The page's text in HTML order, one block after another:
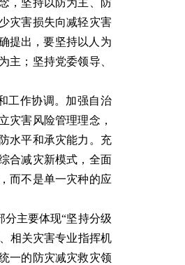
，坚持以防为主、防
灾害损失向减轻灾害
提出，要坚持以人为
主；坚持党委领导、
工作协调。加强自治
灾害风险管理理念，
水平和承灾能力。充
合减灾新模式，全面
而不是单一灾种的应
主要体现“坚持分级
相关灾害专业指挥机
一的防灾减灾救灾领